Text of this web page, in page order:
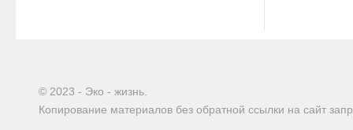
© 2023 - Эко - жизнь.
Копирование материалов без обратной ссылки на сайт